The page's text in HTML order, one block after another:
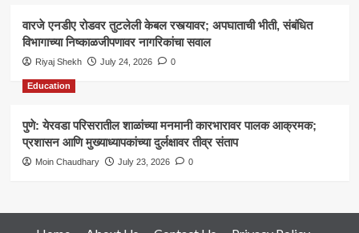
वारजे एनडीए रोडवर तुटलेली केबल रस्त्यावर; अपघाताची भीती, संबंधित
विभागाच्या निष्काळजीपणावर नागरिकांचा सवाल
Riyaj Shekh July 24, 2026 0
Education
पुणे: येरवडा परिसरातील शाळांच्या मनमानी कारभारावर पालक आक्रमक;
प्रशासन आणि मुख्याध्यापकांच्या दुर्लक्षावर तीव्र संताप
Moin Chaudhary July 23, 2026 0